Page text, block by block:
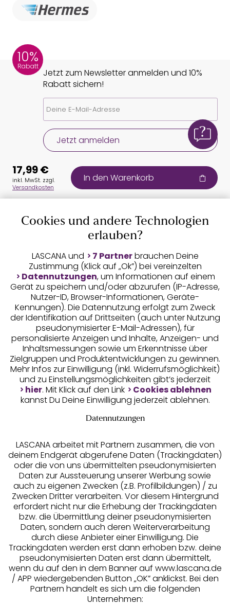
10%
Rabatt
Jetzt zum Newsletter anmelden und 10%
Rabatt sichern!
Jetzt anmelden
Auszeichnungen
Geprüfte Sicherheit
Unsere Apps
Services
Beratung
Über uns
Rechtliches
17,99 €
inkl. MwSt. zzgl.
Versandkosten
In den Warenkorb
Cookies und andere Technologien
erlauben?
LASCANA und 7 Partnerbrauchen Deine
Zustimmung (Klick auf „Ok”) bei vereinzelten
Datennutzungen, um Informationen auf einem
Gerät zu speichern und/oder abzurufen (IP-Adresse,
Nutzer-ID, Browser-Informationen, Geräte-
Kennungen). Die Datennutzung erfolgt zum Zweck
der Identifikation auf Drittseiten (auch unter Nutzung
pseudonymisierter E-Mail-Adressen), für
personalisierte Anzeigen und Inhalte, Anzeigen- und
Inhaltsmessungen sowie um Erkenntnisse über
Zielgruppen und Produktentwicklungen zu gewinnen.
Mehr Infos zur Einwilligung (inkl. Widerrufsmöglichkeit)
und zu Einstellungsmöglichkeiten gibt’s jederzeit
hier. Mit Klick auf den Link
Cookies ablehnen
kannst Du Deine Einwilligung jederzeit ablehnen.
Datennutzungen
LASCANA arbeitet mit Partnern zusammen, die von
deinem Endgerät abgerufene Daten (Trackingdaten)
oder die von uns übermittelten pseudonymisierten
Daten zur Aussteuerung unserer Werbung sowie
auch zu eigenen Zwecken (z.B. Profilbildungen) / zu
Zwecken Dritter verarbeiten. Vor diesem Hintergrund
erfordert nicht nur die Erhebung der Trackingdaten
bzw. die Übermittlung deiner pseudonymisierten
Daten, sondern auch deren Weiterverarbeitung
durch diese Anbieter einer Einwilligung. Die
Trackingdaten werden erst dann erhoben bzw. deine
pseudonymisierten Daten erst dann übermittelt,
wenn du auf den in dem Banner auf www.lascana.de
/ APP wiedergebenden Button „OK” anklickst. Bei den
Partnern handelt es sich um die folgenden
Unternehmen: